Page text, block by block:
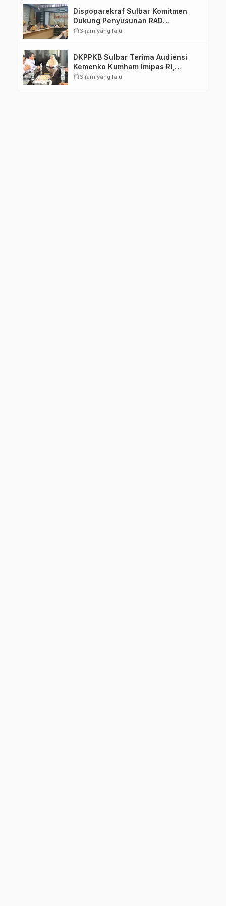
Dispoparekraf Sulbar Komitmen
Dukung Penyusunan RAD
TPB/SDGs Sulawesi Barat
calendar_month6 jam yang lalu
DKPPKB Sulbar Terima Audiensi
Kemenko Kumham Imipas RI,
Perkuat Pelayanan Kesehatan bagi
calendar_month6 jam yang lalu